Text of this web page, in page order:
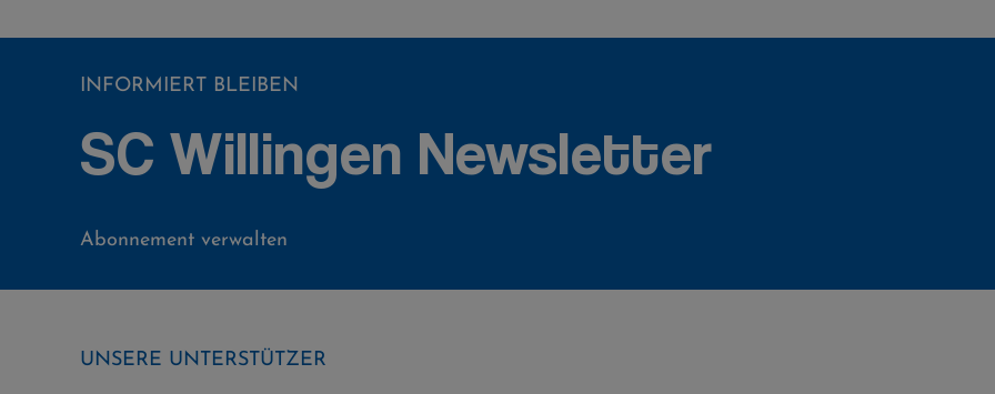
INFORMIERT BLEIBEN
SC Willingen Newsletter
Abonnement verwalten
UNSERE UNTERSTÜTZER